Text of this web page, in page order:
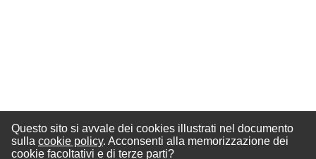
Questo sito si avvale dei cookies illustrati nel documento
sulla cookie policy. Acconsenti alla memorizzazione dei
cookie facoltativi e di terze parti?